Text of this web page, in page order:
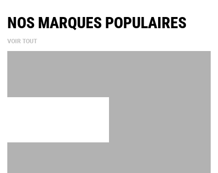
NOS MARQUES POPULAIRES
VOIR TOUT